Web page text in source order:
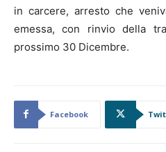
in carcere, arresto che
emessa, con rinvio della
prossimo 30 Dicembre.
Facebook